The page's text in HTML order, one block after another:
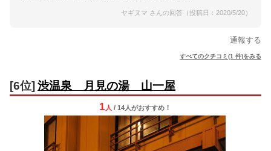
ヤギヌマ さんの回答（投稿日：2020/5/20）
通報する
すべてのクチコミ(1 件)をみる
[6位] 渋温泉 月見の湯 山一屋
1 人 / 14人がおすすめ！